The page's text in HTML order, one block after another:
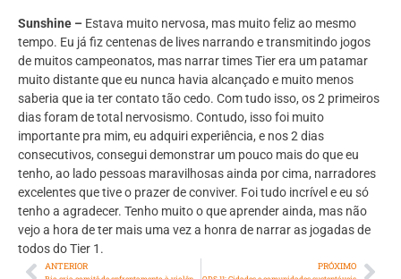
Sunshine – Estava muito nervosa, mas muito feliz ao mesmo
tempo. Eu já fiz centenas de lives narrando e transmitindo jogos
de muitos campeonatos, mas narrar times Tier era um patamar
muito distante que eu nunca havia alcançado e muito menos
saberia que ia ter contato tão cedo. Com tudo isso, os 2 primeiros
dias foram de total nervosismo. Contudo, isso foi muito
importante pra mim, eu adquiri experiência, e nos 2 dias
consecutivos, consegui demonstrar um pouco mais do que eu
tenho, ao lado pessoas maravilhosas ainda por cima, narradores
excelentes que tive o prazer de conviver. Foi tudo incrível e eu só
tenho a agradecer. Tenho muito o que aprender ainda, mas não
vejo a hora de ter mais uma vez a honra de narrar as jogadas de
todos do Tier 1.
ANTERIOR PRÓXIMO